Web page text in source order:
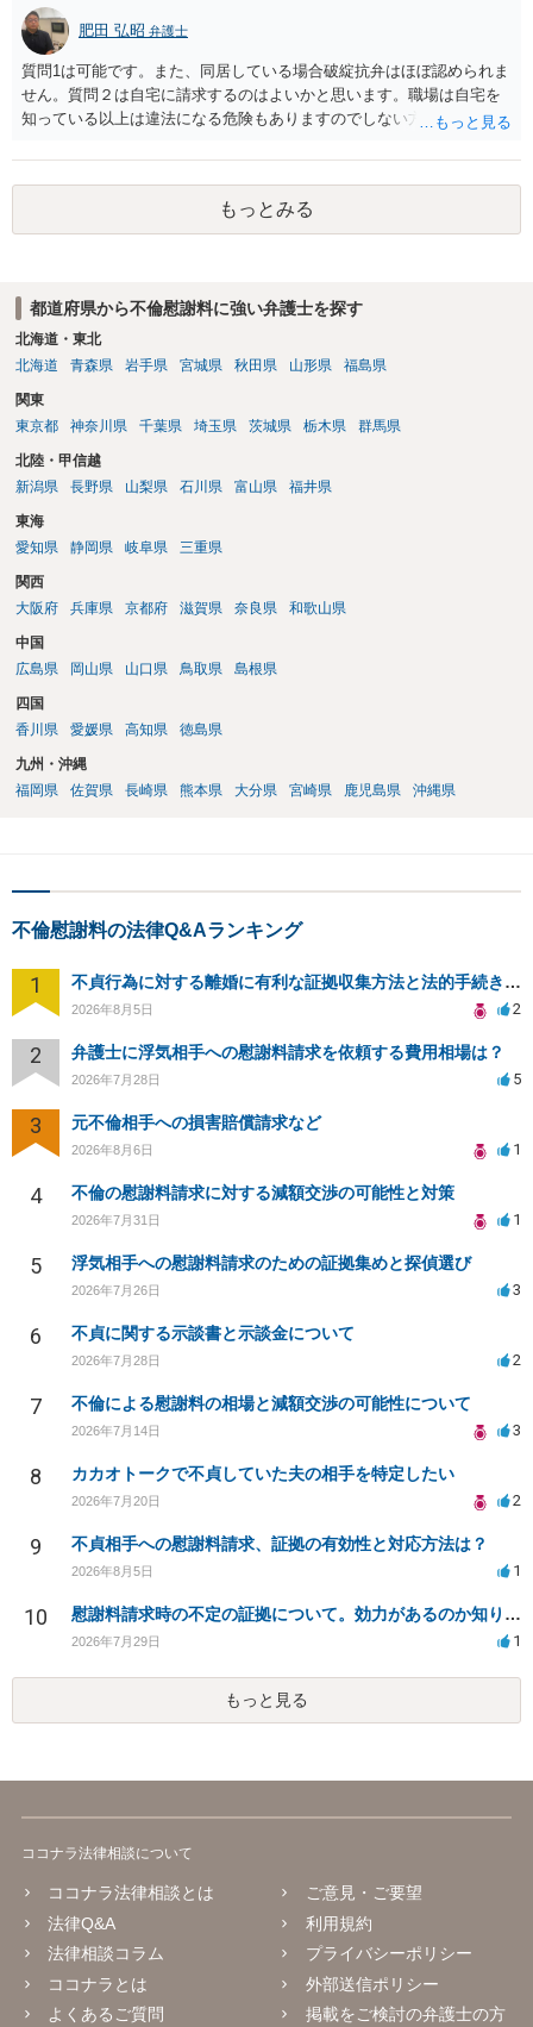
肥田 弘昭 弁護士
質問1は可能です。また、同居している場合破綻抗弁はほぼ認められま
せん。質問２は自宅に請求するのはよいかと思います。職場は自宅を
知っている以上は違法になる危険もありますのでしない方が良いで
かと思います。有責配偶者ですので相手方からの離婚は拒否しても仮
に訴訟されても法的に成立しません。質問５は認知すると養育費支払
い、相続権が発生します。合意があれば法的に可能ですが法律で強制
することはできません。質問６は可能です。質問７は不貞行為の写真
もっとみる
都道府県から不倫慰謝料に強い弁護士を探す
北海道・東北
北海道
青森県 岩手県 宮城県 秋田県 山形県 福島県
関東
東京都
神奈川県 千葉県 埼玉県 茨城県 栃木県 群馬県
北陸・甲信越
新潟県
長野県 山梨県 石川県 富山県 福井県
東海
愛知県
静岡県 岐阜県 三重県
関西
大阪府
兵庫県 京都府 滋賀県 奈良県 和歌山県
中国
広島県
岡山県 山口県 鳥取県 島根県
四国
香川県
愛媛県 高知県 徳島県
九州・沖縄
福岡県
佐賀県 長崎県 熊本県 大分県 宮崎県 鹿児島県 沖縄県
不倫慰謝料の法律Q&Aランキング
1 不貞行為に対する離婚に有利な証拠収集方法と法的手続きについて
2026年8月5日 2
2 弁護士に浮気相手への慰謝料請求を依頼する費用相場は？
2026年7月28日 5
3 元不倫相手への損害賠償請求など
2026年8月6日 1
4 不倫の慰謝料請求に対する減額交渉の可能性と対策
2026年7月31日 1
5 浮気相手への慰謝料請求のための証拠集めと探偵選び
2026年7月26日 3
6 不貞に関する示談書と示談金について
2026年7月28日 2
7 不倫による慰謝料の相場と減額交渉の可能性について
2026年7月14日 3
8 カカオトークで不貞していた夫の相手を特定したい
2026年7月20日 2
9 不貞相手への慰謝料請求、証拠の有効性と対応方法は？
2026年8月5日 1
10 慰謝料請求時の不定の証拠について。効力があるのか知りたい。
2026年7月29日 1
もっと見る
ココナラ法律相談について
ココナラ法律相談とは
法律Q&A
法律相談コラム
ココナラとは
よくあるご質問
ご意見・ご要望
利用規約
プライバシーポリシー
外部送信ポリシー
掲載をご検討の弁護士の方